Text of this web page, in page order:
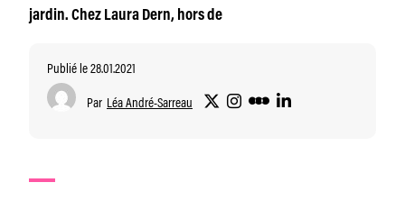
jardin. Chez Laura Dern, hors de
Publié le 28.01.2021
Par Léa André-Sarreau